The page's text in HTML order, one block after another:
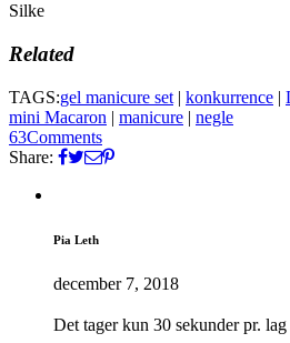
Silke
Related
TAGS:gel manicure set | konkurrence |
mini Macaron | manicure | negle
63Comments
Share:
Pia Leth
december 7, 2018
Det tager kun 30 sekunder pr.